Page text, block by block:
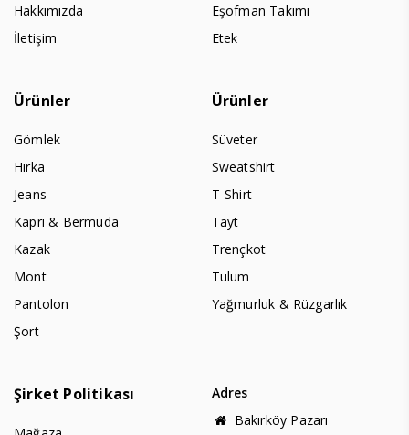
Hakkımızda
İletişim
Eşofman Takımı
Etek
Ürünler
Gömlek
Hırka
Jeans
Kapri & Bermuda
Kazak
Mont
Pantolon
Şort
Ürünler
Süveter
Sweatshirt
T-Shirt
Tayt
Trençkot
Tulum
Yağmurluk & Rüzgarlık
Şirket Politikası
Adres
Bakırköy Pazarı